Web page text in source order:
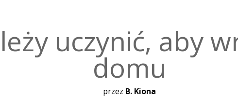
uczynić, aby
domu
przez B. Kiona